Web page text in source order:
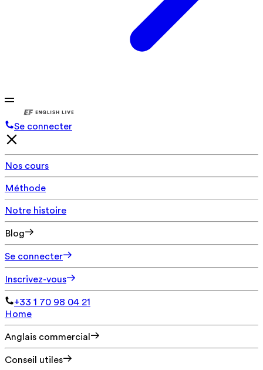
Se connecter
Nos cours
Méthode
Notre histoire
Blog
Se connecter
Inscrivez-vous
+33 1 70 98 04 21
Home
Anglais commercial
Conseil utiles